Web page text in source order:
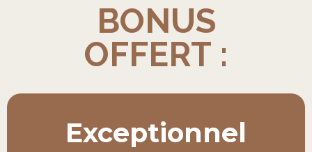
BONUS
OFFERT :
Exceptionnel